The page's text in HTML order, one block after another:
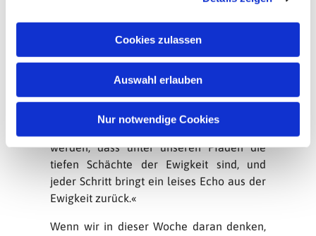
Cookies zulassen
Auswahl erlauben
Nur notwendige Cookies
»Das Tiefste erschließt sich erst, wenn wir
bedenken, dass nicht nur die Welt ihre Zeit
und ihre Stunden hat, sondern dass unser
eigenes Leben seine Zeit und seine Stunde
Gottes hat, und dass hinter den Zeiten
werden, dass unter unseren Pfaden die
tiefen Schächte der Ewigkeit sind, und
jeder Schritt bringt ein leises Echo aus der
Ewigkeit zurück.«
Wenn wir in dieser Woche daran denken,